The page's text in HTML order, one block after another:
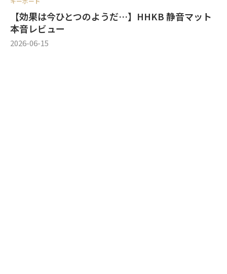
【効果は今ひとつのようだ…】HHKB 静音マット
本音レビュー
2026-06-15